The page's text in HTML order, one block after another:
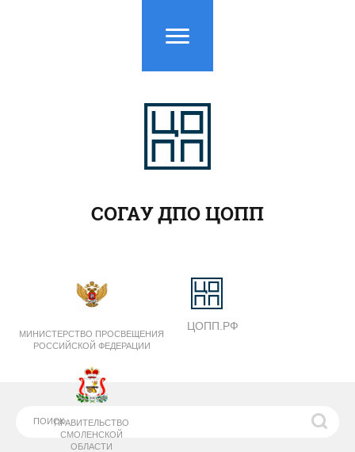
МИНИСТЕРСТВО ПРОСВЕЩЕНИЯ
РОССИЙСКОЙ ФЕДЕРАЦИИ
ПРАВИТЕЛЬСТВО
СМОЛЕНСКОЙ
ОБЛАСТИ
ЦОПП.РФ
СОГАУ ДПО ЦОПП